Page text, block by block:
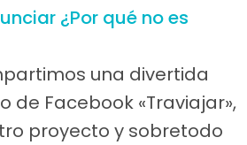
¿Por qué no es
una divertida
de Facebook «Traviajar»,
proyecto y sobretodo